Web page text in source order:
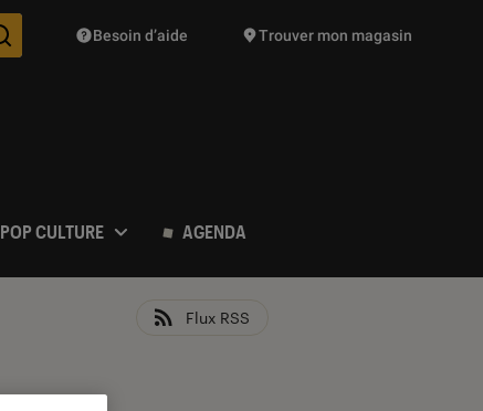
Des suggestions de produits vont vous être proposées
Besoin d’aide Trouver mon magasin
POP CULTURE AGENDA
Flux RSS